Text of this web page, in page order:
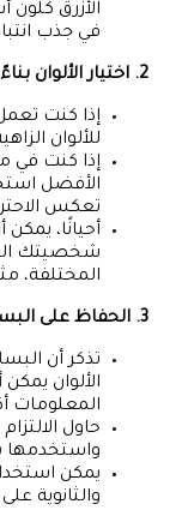
الأزرق كلون
في جذب
2. اختيار الألوان بناءً على المجال:
إذا كنت
للألوان
إذا كنت في
الأفضل
تعكس
أحيانًا،
شخصيتك
المختلفة،
3. الحفاظ على البساطة:
تذكر أن
الألوان
المعلومات
حاول
واستخدمها
يمكن
والثانوية